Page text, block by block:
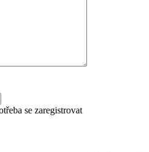
se zaregistrovat